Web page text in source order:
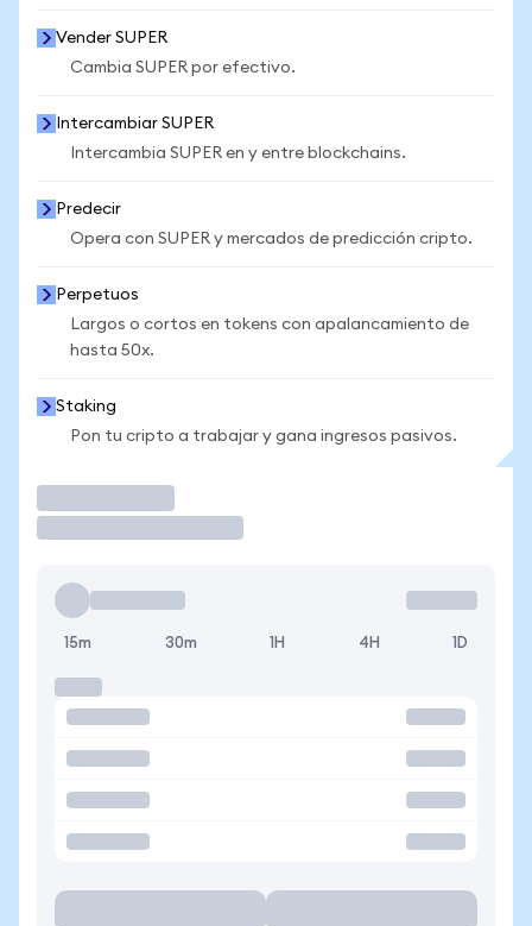
Vender SUPER
Cambia SUPER por efectivo.
Intercambiar SUPER
Intercambia SUPER en y entre blockchains.
Predecir
Opera con SUPER y mercados de predicción cripto.
Perpetuos
Largos o cortos en tokens con apalancamiento de
hasta 50x.
Staking
Pon tu cripto a trabajar y gana ingresos pasivos.
15m 30m 1H 4H 1D